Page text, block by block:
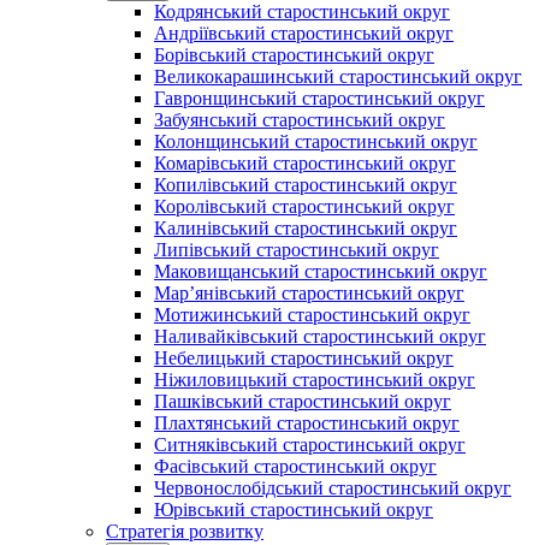
Кодрянський старостинський округ
Андріївський старостинський округ
Борівський старостинський округ
Великокарашинський старостинський округ
Гавронщинський старостинський округ
Забуянський старостинський округ
Колонщинський старостинський округ
Комарівський старостинський округ
Копилівський старостинський округ
Королівський старостинський округ
Калинівський старостинський округ
Липівський старостинський округ
Маковищанський старостинський округ
Мар’янівський старостинський округ
Мотижинський старостинський округ
Наливайківський старостинський округ
Небелицький старостинський округ
Ніжиловицький старостинський округ
Пашківський старостинський округ
Плахтянський старостинський округ
Ситняківський старостинський округ
Фасівський старостинський округ
Червонослобідський старостинський округ
Юрівський старостинський округ
Стратегія розвитку